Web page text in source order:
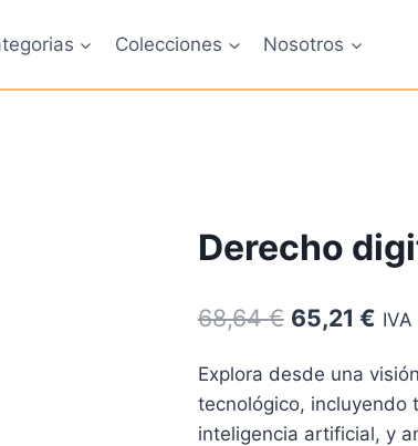
Colecciones Nosotros
Derecho
68,64€ El
original
era:
65,21 €El
es:
Explora desde una
tecnológico, incluyendo
inteligencia artificial, y